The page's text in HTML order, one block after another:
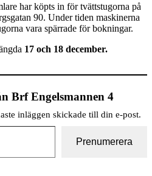
har köpts in för tvättstugorna på
90. Under tiden maskinerna
vara spärrade för bokningar.
17 och 18 december.
Brf Engelsmannen 4
inläggen skickade till din e-post.
Prenumerera